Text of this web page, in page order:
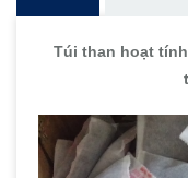
Túi than hoạt